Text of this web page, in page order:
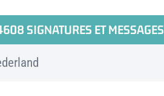
SIGNATURES ET MESSAGES